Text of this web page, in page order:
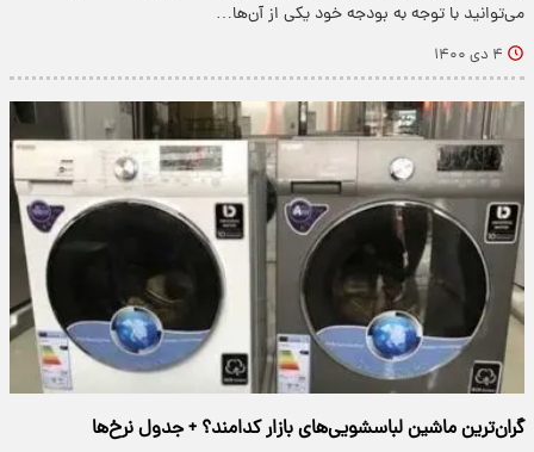
می‌توانید با توجه به بودجه خود یکی از آن‌ها…
۴ دی ۱۴۰۰
گران‌ترین ماشین لباسشویی‌های بازار کدامند؟ + جدول نرخ‌ها